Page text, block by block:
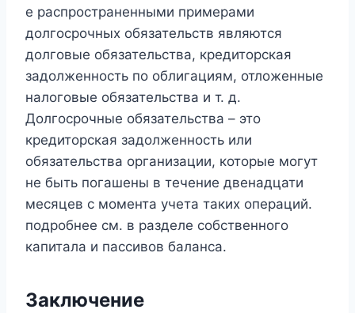
е распространенными примерами
долгосрочных обязательств являются
долговые обязательства, кредиторская
задолженность по облигациям, отложенные
налоговые обязательства и т. д.
Долгосрочные обязательства – это
кредиторская задолженность или
обязательства организации, которые могут
не быть погашены в течение двенадцати
месяцев с момента учета таких операций.
подробнее см. в разделе собственного
капитала и пассивов баланса.
Заключение